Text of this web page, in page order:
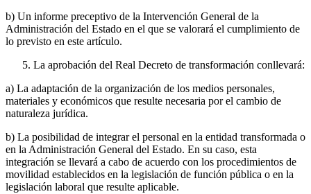
b) Un informe preceptivo de la Intervención General de la
Administración del Estado en el que se valorará el cumplimiento de
lo previsto en este artículo.
La aprobación del Real Decreto de transformación conllevará:
a) La adaptación de la organización de los medios personales,
materiales y económicos que resulte necesaria por el cambio de
naturaleza jurídica.
b) La posibilidad de integrar el personal en la entidad transformada o
en la Administración General del Estado. En su caso, esta
integración se llevará a cabo de acuerdo con los procedimientos de
movilidad establecidos en la legislación de función pública o en la
legislación laboral que resulte aplicable.